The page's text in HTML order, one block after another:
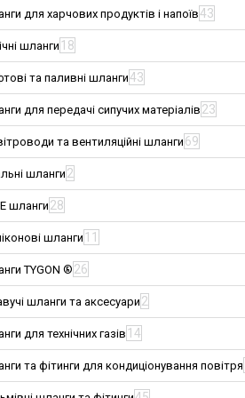
для харчових продуктів і напоїв43
шланги 18
та паливні шланги43
для передачі сипучих матеріалів 23
та вентиляційні шланги 69
шланги2
шланги28
шланги 11
TYGON ® 26
шланги та аксесуари 2
для технічних газів 14
та фітинги для кондиціонування повітря